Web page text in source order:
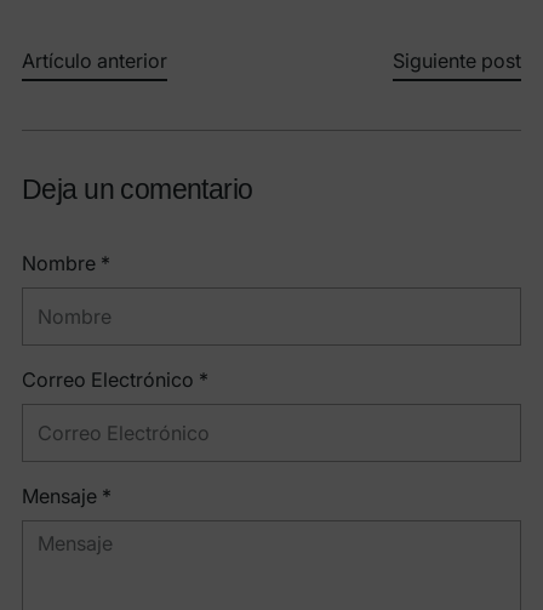
Artículo anterior Siguiente post
Deja un comentario
Nombre *
Correo Electrónico *
Mensaje *